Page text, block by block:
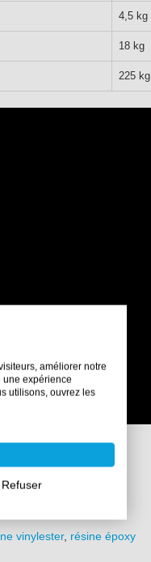
4,5 kg
18 kg
225 kg
vinylester, résine époxy
améliorer notre
une expérience
utilisons, ouvrez les
Refuser